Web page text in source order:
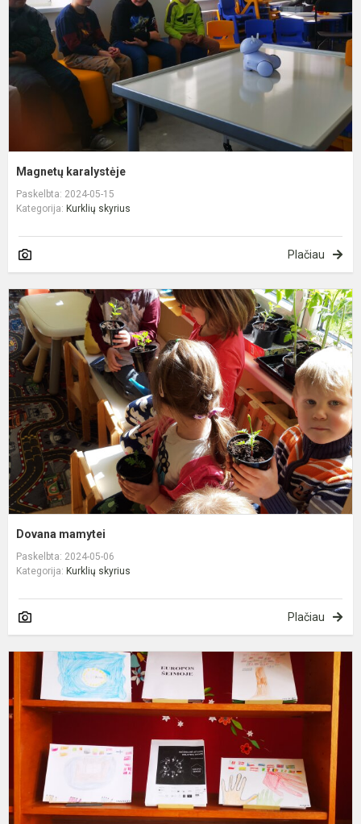
Magnetų karalystėje
Paskelbta: 2024-05-15
Kategorija: Kurklių skyrius
Plačiau
Dovana mamytei
Paskelbta: 2024-05-06
Kategorija: Kurklių skyrius
Plačiau